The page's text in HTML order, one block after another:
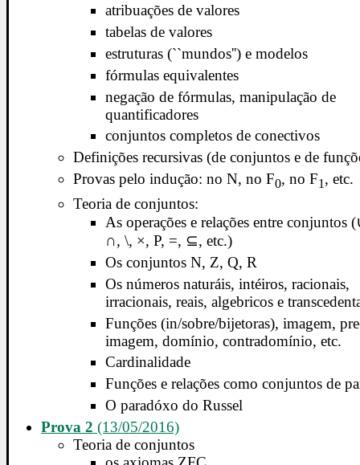
atribuações de valores
tabelas de valores
estruturas (``mundos'') e modelos
fórmulas equivalentes
negação de fórmulas, manipulação de
quantificadores
conjuntos completos de conectivos
Definições recursivas (de conjuntos e de
Provas pelo indução: no N, no F0, no F1, etc.
Teoria de conjuntos:
As operações e relações entre conjuntos
∩, \, ×, P, =, ⊆, etc.)
Os conjuntos N, Z, Q, R
Os números naturáis, intéiros, racionais,
irracionais, reais, algebricos e
Funções (in/sobre/bijetoras), imagem,
imagem, domínio, contradomínio, etc.
Cardinalidade
Funções e relações como conjuntos de
O paradóxo do Russel
Prova 2 (13/05/2016)
Teoria de conjuntos